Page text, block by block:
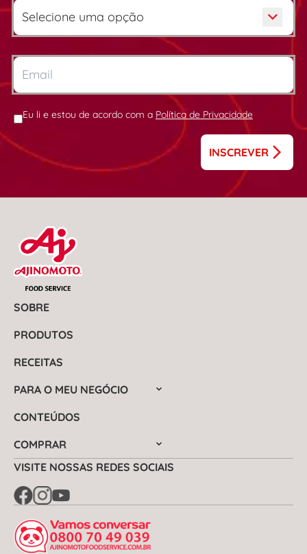
Eu li e estou de acordo com a Política de Privacidade
INSCREVER
SOBRE
PRODUTOS
RECEITAS
PARA O MEU NEGÓCIO
CONTEÚDOS
COMPRAR
VISITE NOSSAS REDES SOCIAIS